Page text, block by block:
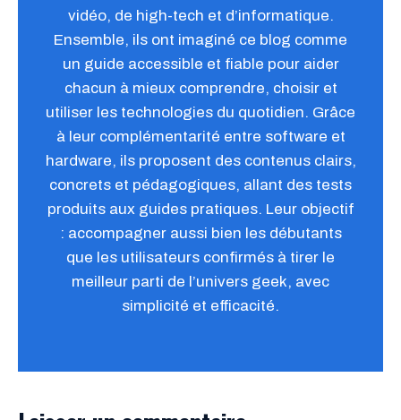
vidéo, de high-tech et d’informatique.
Ensemble, ils ont imaginé ce blog comme
un guide accessible et fiable pour aider
chacun à mieux comprendre, choisir et
utiliser les technologies du quotidien. Grâce
à leur complémentarité entre software et
hardware, ils proposent des contenus clairs,
concrets et pédagogiques, allant des tests
produits aux guides pratiques. Leur objectif
: accompagner aussi bien les débutants
que les utilisateurs confirmés à tirer le
meilleur parti de l’univers geek, avec
simplicité et efficacité.